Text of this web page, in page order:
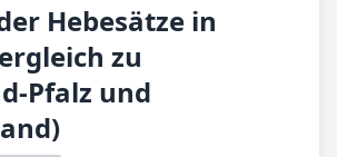
Hebesätze in
zu
Pfalz und